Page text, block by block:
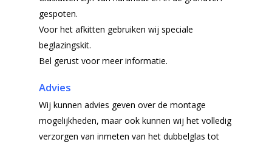
gespoten.
Voor het afkitten gebruiken wij speciale
beglazingskit.
Bel gerust voor meer informatie.
Advies
Wij kunnen advies geven over de montage
mogelijkheden, maar ook kunnen wij het volledig
verzorgen van inmeten van het dubbelglas tot